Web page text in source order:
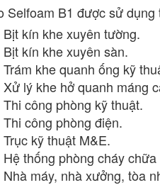
Selfoam B1 được sử
Bịt kín khe xuyên tường.
Bịt kín khe xuyên sàn.
Trám khe quanh ống kỹ
Xử lý khe hở quanh máng
Thi công phòng kỹ thuật.
Thi công phòng điện.
Trục kỹ thuật M&E.
Hệ thống phòng cháy
Nhà máy, nhà xưởng, tòa